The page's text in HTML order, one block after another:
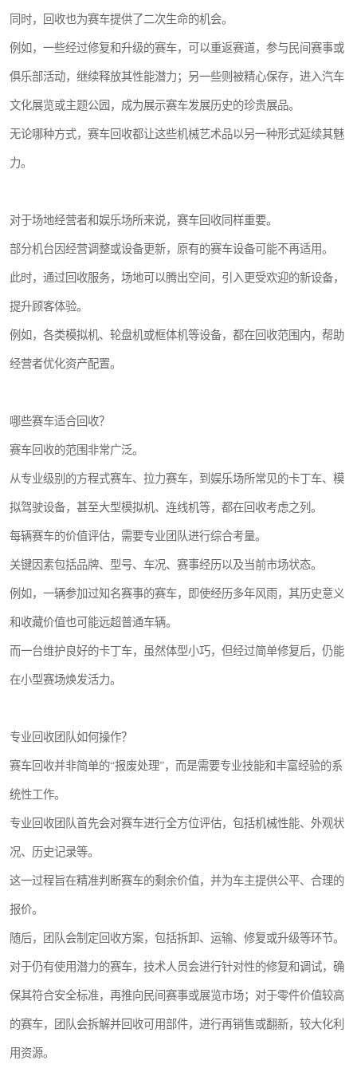
同时，回收也为赛车提供了二次生命的机会。
例如，一些经过修复和升级的赛车，可以重返赛道，参与民间赛事或
俱乐部活动，继续释放其性能潜力；另一些则被精心保存，进入汽车
文化展览或主题公园，成为展示赛车发展历史的珍贵展品。
无论哪种方式，赛车回收都让这些机械艺术品以另一种形式延续其魅
力。
对于场地经营者和娱乐场所来说，赛车回收同样重要。
部分机台因经营调整或设备更新，原有的赛车设备可能不再适用。
此时，通过回收服务，场地可以腾出空间，引入更受欢迎的新设备，
提升顾客体验。
例如，各类模拟机、轮盘机或框体机等设备，都在回收范围内，帮助
经营者优化资产配置。
哪些赛车适合回收？
赛车回收的范围非常广泛。
从专业级别的方程式赛车、拉力赛车，到娱乐场所常见的卡丁车、模
拟驾驶设备，甚至大型模拟机、连线机等，都在回收考虑之列。
每辆赛车的价值评估，需要专业团队进行综合考量。
关键因素包括品牌、型号、车况、赛事经历以及当前市场状态。
例如，一辆参加过知名赛事的赛车，即使经历多年风雨，其历史意义
和收藏价值也可能远超普通车辆。
而一台维护良好的卡丁车，虽然体型小巧，但经过简单修复后，仍能
在小型赛场焕发活力。
专业回收团队如何操作？
赛车回收并非简单的“报废处理”，而是需要专业技能和丰富经验的系
统性工作。
专业回收团队首先会对赛车进行全方位评估，包括机械性能、外观状
况、历史记录等。
这一过程旨在精准判断赛车的剩余价值，并为车主提供公平、合理的
报价。
随后，团队会制定回收方案，包括拆卸、运输、修复或升级等环节。
对于仍有使用潜力的赛车，技术人员会进行针对性的修复和调试，确
保其符合安全标准，再推向民间赛事或展览市场；对于零件价值较高
的赛车，团队会拆解并回收可用部件，进行再销售或翻新，较大化利
用资源。